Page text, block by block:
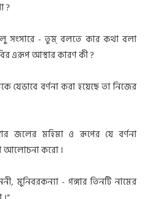
?
সংসারে - তুম্ বলতে কার কথা বলা
এরূপ আস্থার কারণকী ?
যেভাবে বর্ণনা করা হয়েছে তা নিজের
জলের মহিমা ও রূপের যে বর্ণনা
আলোচনা করো ।
মুনিবরকন্যা - গঙ্গার তিনটি নামের